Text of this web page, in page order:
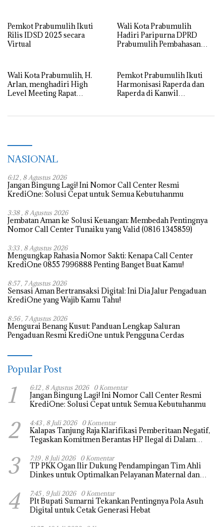
Pemkot Prabumulih Ikuti
Rilis IDSD 2025 secara
Virtual
Wali Kota Prabumulih
Hadiri Paripurna DPRD
Prabumulih Pembahasan
Wali Kota Prabumulih, H.
Arlan, menghadiri High
Level Meeting Rapat
Pemkot Prabumulih Ikuti
Harmonisasi Raperda dan
Raperda di Kanwil
NASIONAL
6:12 , 8 Agustus 2026
Jangan Bingung Lagi! Ini Nomor Call Center Resmi
KrediOne: Solusi Cepat untuk Semua Kebutuhanmu
3:38 , 8 Agustus 2026
Jembatan Aman ke Solusi Keuangan: Membedah Pentingnya
Nomor Call Center Tunaiku yang Valid (0816 1345859)
3:33 , 8 Agustus 2026
Mengungkap Rahasia Nomor Sakti: Kenapa Call Center
KrediOne 0855 7996888 Penting Banget Buat Kamu!
8:57 , 7 Agustus 2026
Sensasi Aman Bertransaksi Digital: Ini Dia Jalur Pengaduan
KrediOne yang Wajib Kamu Tahu!
8:56 , 7 Agustus 2026
Mengurai Benang Kusut: Panduan Lengkap Saluran
Pengaduan Resmi KrediOne untuk Pengguna Cerdas
Popular Post
1 6:12 , 8 Agustus 2026 0 Komentar
Jangan Bingung Lagi! Ini Nomor Call Center Resmi
KrediOne: Solusi Cepat untuk Semua Kebutuhanmu
2 4:43 , 8 Juli 2026 0 Komentar
Kalapas Tanjung Raja Klarifikasi Pemberitaan Negatif,
Tegaskan Komitmen Berantas HP Ilegal di Dalam
3 7:19 , 8 Juli 2026 0 Komentar
TP PKK Ogan Ilir Dukung Pendampingan Tim Ahli
Dinkes untuk Optimalkan Pelayanan Maternal dan
4 7:45 , 9 Juli 2026 0 Komentar
Plt Bupati Sumarni Tekankan Pentingnya Pola Asuh
Digital untuk Cetak Generasi Hebat